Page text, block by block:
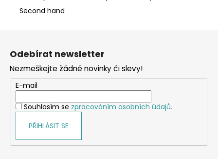
Second hand
Z
Odebírat newsletter
Nezmeškejte žádné novinky či slevy!
E-mail
Souhlasím se zpracováním osobních údajů.
PŘIHLÁSIT SE